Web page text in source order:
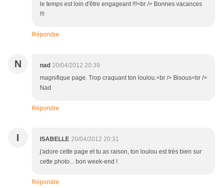
le temps est loin d'être engageant !!!<br /> Bonnes vacances
!!!
Répondre
N nad 20/04/2012 20:39
magnifique page. Trop craquant ton loulou.<br /> Bisous<br />
Nad
Répondre
I ISABELLE 20/04/2012 20:31
j'adore cette page et tu as raison, ton loulou est très bien sur
cette photo... bon week-end !
Répondre